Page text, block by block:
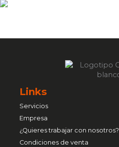
Links
Servicios
Empresa
¿Quieres trabajar con nosotros?
Condiciones de venta